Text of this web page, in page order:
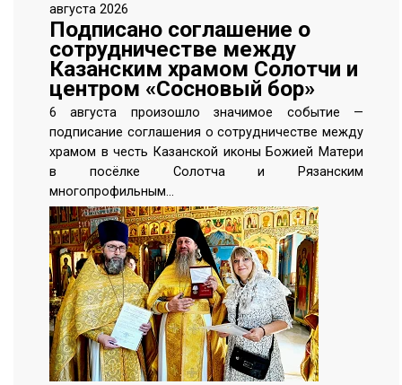
августа 2026
Подписано соглашение о
сотрудничестве между
Казанским храмом Солотчи и
центром «Сосновый бор»
6 августа произошло значимое событие —
подписание соглашения о сотрудничестве между
храмом в честь Казанской иконы Божией Матери
в посёлке Солотча и Рязанским
многопрофильным…